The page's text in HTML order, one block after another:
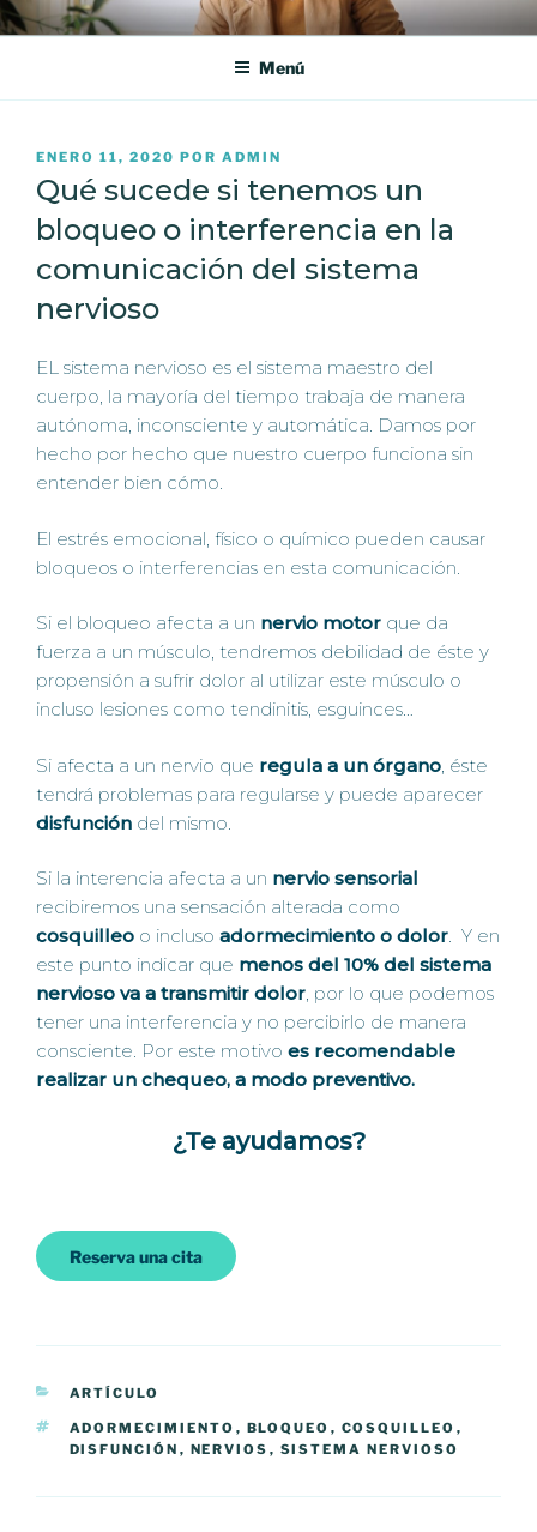
Saltar
al
360° QUIROPRACTICA
En 360° Quiropráctica, en Barcelona, te ofrecemos un tratamiento
Menú
PUBLICADO
EL
ENERO 11, 2020 POR ADMIN
Qué sucede si tenemos un
bloqueo o interferencia en la
comunicación del sistema
nervioso
EL sistema nervioso es el sistema maestro del
cuerpo, la mayoría del tiempo trabaja de manera
autónoma, inconsciente y automática. Damos por
hecho por hecho que nuestro cuerpo funciona sin
entender bien cómo.
El estrés emocional, físico o químico pueden causar
bloqueos o interferencias en esta comunicación.
Si el bloqueo afecta a un nervio motor que da
fuerza a un músculo, tendremos debilidad de éste y
propensión a sufrir dolor al utilizar este músculo o
incluso lesiones como tendinitis, esguinces…
Si afecta a un nervio que regula a un órgano , éste
tendrá problemas para regularse y puede aparecer
disfunción del mismo.
Si la interencia afecta a un nervio sensorial
recibiremos una sensación alterada como
cosquilleo o incluso adormecimiento o dolor. Y en
este punto indicar que menos del 10% del sistema
nervioso va a transmitir dolor, por lo que podemos
tener una interferencia y no percibirlo de manera
consciente. Por este motivo es recomendable
realizar un chequeo, a modo preventivo.
¿Te ayudamos?
Reserva una cita
CATEGORÍAS
ARTÍCULO
ETIQUETAS
ADORMECIMIENTO , BLOQUEO , COSQUILLEO ,
DISFUNCIÓN , NERVIOS , SISTEMA NERVIOSO